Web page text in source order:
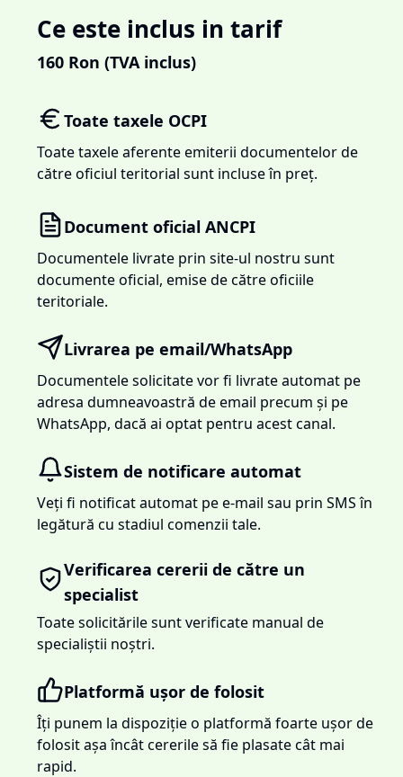
Ce este inclus in tarif
160 Ron (TVA inclus)
Toate taxele OCPI
Toate taxele aferente emiterii documentelor de
către oficiul teritorial sunt incluse în preț.
Document oficial ANCPI
Documentele livrate prin site-ul nostru sunt
documente oficial, emise de către oficiile
teritoriale.
Livrarea pe email/WhatsApp
Documentele solicitate vor fi livrate automat pe
adresa dumneavoastră de email precum și pe
WhatsApp, dacă ai optat pentru acest canal.
Sistem de notificare automat
Veți fi notificat automat pe e-mail sau prin SMS în
legătură cu stadiul comenzii tale.
Verificarea cererii de către un
specialist
Toate solicitările sunt verificate manual de
specialiștii noștri.
Platformă ușor de folosit
Îți punem la dispoziție o platformă foarte ușor de
folosit așa încât cererile să fie plasate cât mai
rapid.